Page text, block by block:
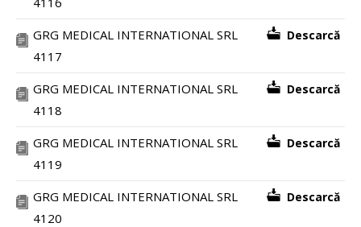
GRG MEDICAL INTERNATIONAL SRL
4117
Descarcă
GRG MEDICAL INTERNATIONAL SRL
4118
Descarcă
GRG MEDICAL INTERNATIONAL SRL
4119
Descarcă
GRG MEDICAL INTERNATIONAL SRL
4120
Descarcă